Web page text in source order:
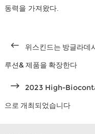
동력을 가져왔다.
위스킨드는 방글라데
루션& 제품을 확장한다
2023 High-
으로 개최되었습니다